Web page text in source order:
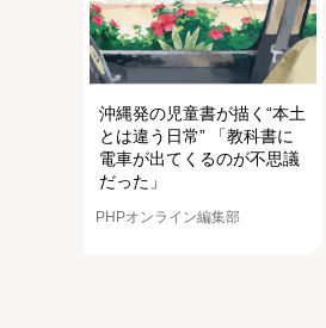
沖縄発の児童書が描く“本土
とは違う日常” 「教科書に
電車が出てくるのが不思議
だった」
PHPオンライン編集部